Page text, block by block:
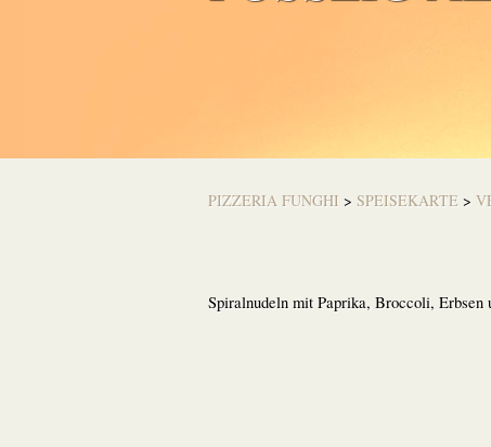
PIZZERIA FUNGHI > SPEISEKARTE >
Spiralnudeln mit Paprika, Broccoli, Erbsen